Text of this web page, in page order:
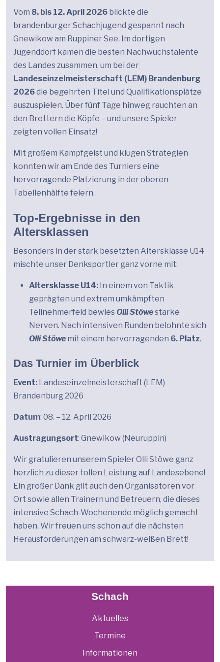
Vom 8. bis 12. April 2026 blickte die
brandenburger Schachjugend gespannt nach
Gnewikow am Ruppiner See. Im dortigen
Jugenddorf kamen die besten Nachwuchstalente
des Landes zusammen, um bei der
Landeseinzelmeisterschaft (LEM) Brandenburg
2026die begehrten Titel und Qualifikationsplätze
auszuspielen. Über fünf Tage hinweg rauchten an
den Brettern die Köpfe – und unsere Spieler
zeigten vollen Einsatz!
Mit großem Kampfgeist und klugen Strategien
konnten wir am Ende des Turniers eine
hervorragende Platzierung in der oberen
Tabellenhälfte feiern.
Top-Ergebnisse in den
Altersklassen
Besonders in der stark besetzten Altersklasse U14
mischte unser Denksportler ganz vorne mit:
Altersklasse U14: In einem von Taktik
geprägten und extrem umkämpften
Teilnehmerfeld bewies Olli Stöwestarke
Nerven. Nach intensiven Runden belohnte sich
Olli Stöwe mit einem hervorragenden 6. Platz.
Das Turnier im Überblick
Event: Landeseinzelmeisterschaft (LEM)
Brandenburg 2026
Datum: 08. – 12. April 2026
Austragungsort: Gnewikow (Neuruppin)
Wir gratulieren unserem Spieler Olli Stöwe ganz
herzlich zu dieser tollen Leistung auf Landesebene!
Ein großer Dank gilt auch den Organisatoren vor
Ort sowie allen Trainern und Betreuern, die dieses
intensive Schach-Wochenende möglich gemacht
haben. Wir freuen uns schon auf die nächsten
Herausforderungen am schwarz-weißen Brett!
Schach
Aktuelles
Termine
Informationen